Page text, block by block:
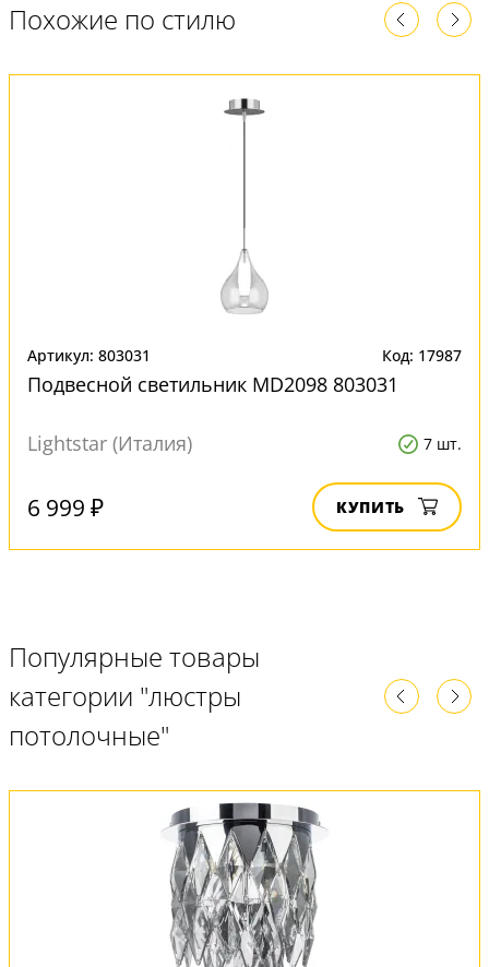
Похожие по стилю
Артикул: 803031 Код: 17987
Подвесной светильник MD2098 803031
Lightstar (Италия) 7 шт.
6 999 ₽ КУПИТЬ
Популярные товары
категории "люстры
потолочные"